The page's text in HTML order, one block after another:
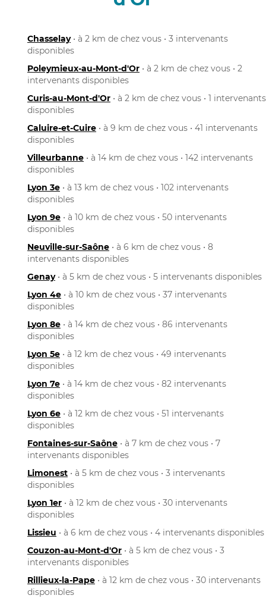
Chasselay• à 2 km de chez vous • 3 intervenants
disponibles
Poleymieux-au-Mont-d'Or • à 2 km de chez vous • 2
intervenants disponibles
Curis-au-Mont-d'Or • à 2 km de chez vous • 1 intervenants
disponibles
Caluire-et-Cuire • à 9 km de chez vous • 41 intervenants
disponibles
Villeurbanne • à 14 km de chez vous • 142 intervenants
disponibles
Lyon 3e • à 13 km de chez vous • 102 intervenants
disponibles
Lyon 9e • à 10 km de chez vous • 50 intervenants
disponibles
Neuville-sur-Saône • à 6 km de chez vous • 8
intervenants disponibles
Genay• à 5 km de chez vous • 5 intervenants disponibles
Lyon 4e • à 10 km de chez vous • 37 intervenants
disponibles
Lyon 8e • à 14 km de chez vous • 86 intervenants
disponibles
Lyon 5e • à 12 km de chez vous • 49 intervenants
disponibles
Lyon 7e • à 14 km de chez vous • 82 intervenants
disponibles
Lyon 6e • à 12 km de chez vous • 51 intervenants
disponibles
Fontaines-sur-Saône • à 7 km de chez vous • 7
intervenants disponibles
Limonest • à 5 km de chez vous • 3 intervenants
disponibles
Lyon 1er • à 12 km de chez vous • 30 intervenants
disponibles
Lissieu • à 6 km de chez vous • 4 intervenants disponibles
Couzon-au-Mont-d'Or • à 5 km de chez vous • 3
intervenants disponibles
Rillieux-la-Pape • à 12 km de chez vous • 30 intervenants
disponibles